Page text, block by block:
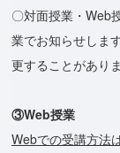
〇対⾯授業・Web
業でお知らせしま
更することがありま
③Web授業
Webでの受講⽅法